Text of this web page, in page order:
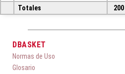
Totales
200
DBASKET
Normas de Uso
Glosario